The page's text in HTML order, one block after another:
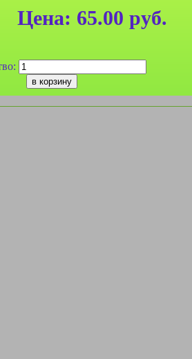
Цена: 65.00 руб.
Мультяшные